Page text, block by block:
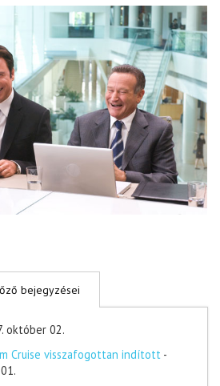
bejegyzései
október 02.
Cruise visszafogottan indított -